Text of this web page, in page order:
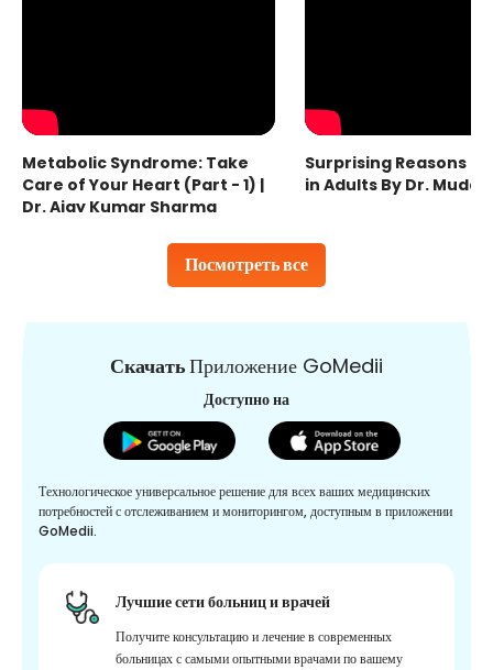
Посмотреть все
Metabolic Syndrome: Take
Care of Your Heart (Part - 1) |
Dr. Ajay Kumar Sharma
Surprising Reasons
in Adults By Dr.
СкачатьПриложение GoMedii
Доступно на
Технологическое универсальное решение для всех ваших медицинских
потребностей с отслеживанием и мониторингом, доступным в приложении
GoMedii.
Лучшие сети больниц и врачей
Получите консультацию и лечение в современных
больницах с самыми опытными врачами по вашему